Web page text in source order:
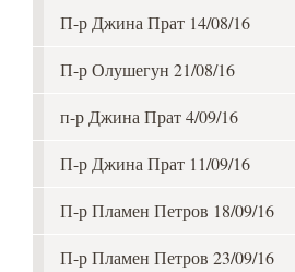
П-р Джина Прат 14/08/16
П-р Олушегун 21/08/16
п-р Джина Прат 4/09/16
П-р Джина Прат 11/09/16
П-р Пламен Петров 18/09/16
П-р Пламен Петров 23/09/16